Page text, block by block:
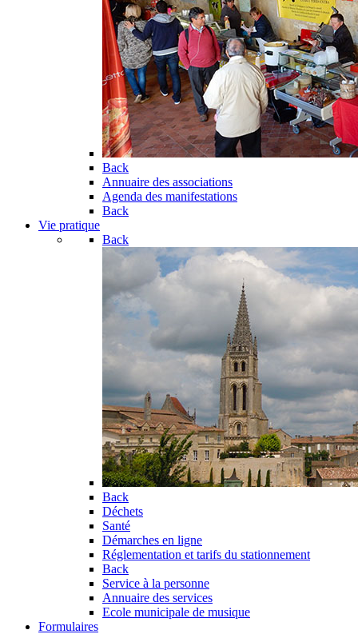
Back
Annuaire des associations
Agenda des manifestations
Back
Vie pratique
Back
Back
Déchets
Santé
Démarches en ligne
Réglementation et tarifs du stationnement
Back
Service à la personne
Annuaire des services
Ecole municipale de musique
Formulaires